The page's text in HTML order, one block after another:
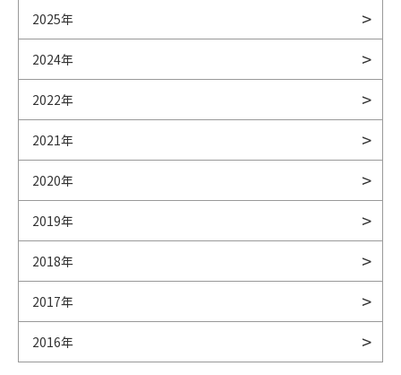
2025年
2024年
2022年
2021年
2020年
2019年
2018年
2017年
2016年